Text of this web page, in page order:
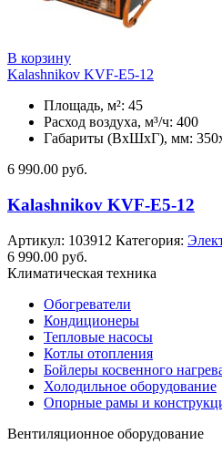
В корзину
Kalashnikov KVF-E5-12
Площадь, м²: 45
Расход воздуха, м³/ч: 400
Габариты (ВхШхГ), мм:
6 990.00 руб.
Kalashnikov KVF-E5-12
Артикул: 103912 Категория:
6 990.00 руб.
Климатическая техника
Обогреватели
Кондиционеры
Тепловые насосы
Котлы отопления
Бойлеры косвенного
Холодильное оборудование
Опорные рамы и
Вентиляционное оборудование